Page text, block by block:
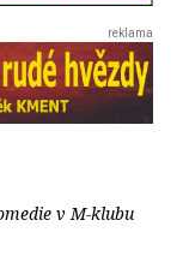
v M-klubu